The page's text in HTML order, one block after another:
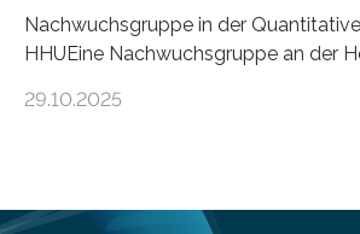
Nachwuchsgruppe in der
HHUEine Nachwuchsgruppe an der
fünf Jahren erforschen, wie Bakterien
Insektenblume. Das
29.10.2025